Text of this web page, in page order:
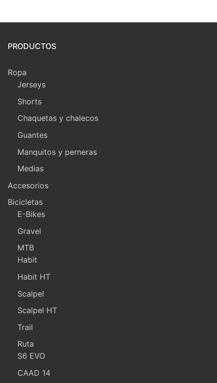
PRODUCTOS
Ropa
Jerseys
Shorts
Chaquetas y chalecos
Guantes
Manquitos y perneras
Medias
Accesorios
Bicicletas
E-Bikes
Gravel
MTB
Habit
Habit HT
Scalpel
Scalpel HT
Trail
Ruta
S6 EVO
CAAD 14